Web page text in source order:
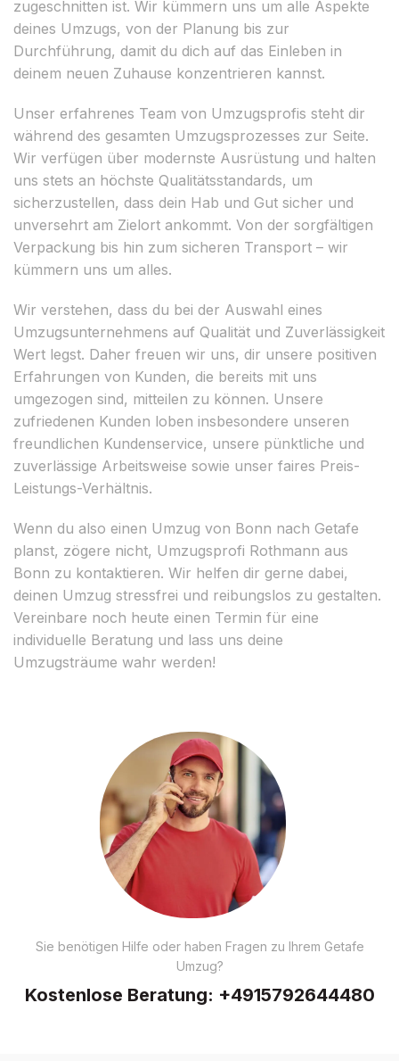
zugeschnitten ist. Wir kümmern uns um alle Aspekte
deines Umzugs, von der Planung bis zur
Durchführung, damit du dich auf das Einleben in
deinem neuen Zuhause konzentrieren kannst.
Unser erfahrenes Team von Umzugsprofis steht dir
während des gesamten Umzugsprozesses zur Seite.
Wir verfügen über modernste Ausrüstung und halten
uns stets an höchste Qualitätsstandards, um
sicherzustellen, dass dein Hab und Gut sicher und
unversehrt am Zielort ankommt. Von der sorgfältigen
Verpackung bis hin zum sicheren Transport – wir
kümmern uns um alles.
Wir verstehen, dass du bei der Auswahl eines
Umzugsunternehmens auf Qualität und Zuverlässigkeit
Wert legst. Daher freuen wir uns, dir unsere positiven
Erfahrungen von Kunden, die bereits mit uns
umgezogen sind, mitteilen zu können. Unsere
zufriedenen Kunden loben insbesondere unseren
freundlichen Kundenservice, unsere pünktliche und
zuverlässige Arbeitsweise sowie unser faires Preis-
Leistungs-Verhältnis.
Wenn du also einen Umzug von Bonn nach Getafe
planst, zögere nicht, Umzugsprofi Rothmann aus
Bonn zu kontaktieren. Wir helfen dir gerne dabei,
deinen Umzug stressfrei und reibungslos zu gestalten.
Vereinbare noch heute einen Termin für eine
individuelle Beratung und lass uns deine
Umzugsträume wahr werden!
Sie benötigen Hilfe oder haben Fragen zu Ihrem Getafe
Umzug?
Kostenlose Beratung: +4915792644480